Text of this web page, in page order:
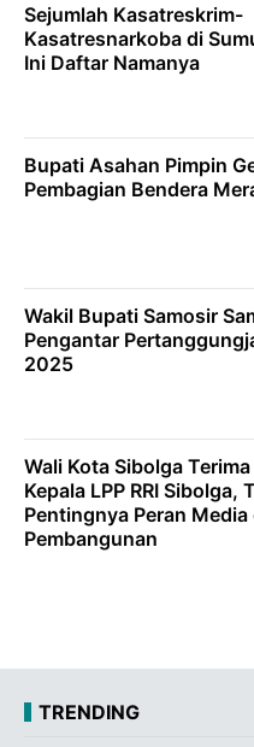
Sejumlah Kasatreskrim-
Kasatresnarkoba di
Ini Daftar Namanya
Bupati Asahan Pimpin
Pembagian Bendera
Wakil Bupati Samosir
Pengantar
2025
Wali Kota Sibolga
Kepala LPP RRI Sibolga,
Pentingnya Peran Media
Pembangunan
TRENDING